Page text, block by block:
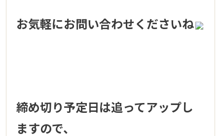
お気軽にお問い合わせくださいね
締め切り予定日は追ってアップし
ますので、